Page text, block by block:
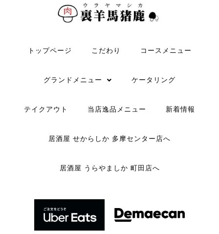
トップページ こだわり コースメニュー
グランドメニュー ケータリング
テイクアウト 当店逸品メニュー 新着情報
居酒屋 せからしか 多摩センター店へ
居酒屋 うらやましか 町田店へ